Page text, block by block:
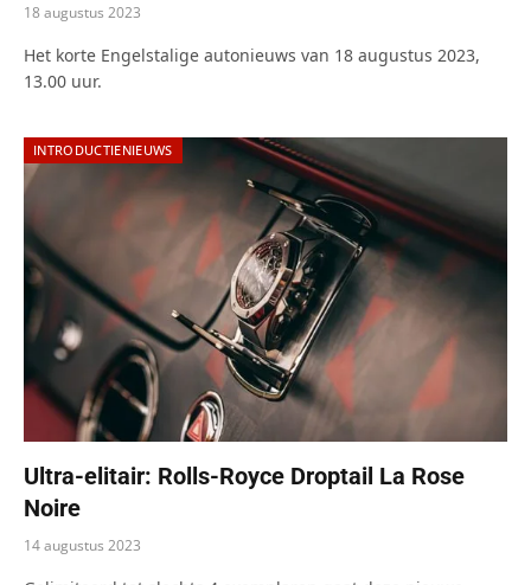
18 augustus 2023
Het korte Engelstalige autonieuws van 18 augustus 2023,
13.00 uur.
INTRODUCTIENIEUWS
Ultra-elitair: Rolls-Royce Droptail La Rose
Noire
14 augustus 2023